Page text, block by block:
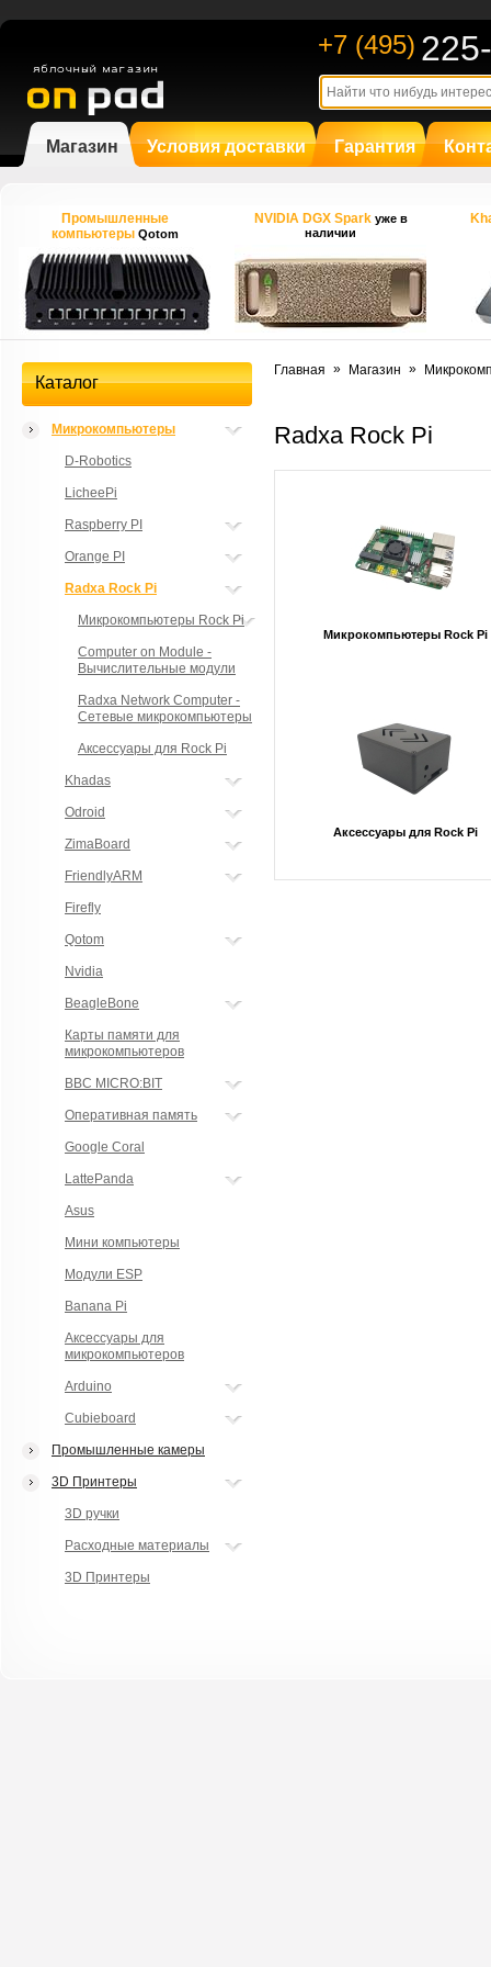
+7 (495)
Магазин Условия доставки Гарантия
Промышленные
компьютерыQotom
NVIDIA DGX Spark уже в
наличии
Каталог
Микрокомпьютеры
D-Robotics
LicheePi
Raspberry PI
Orange PI
Radxa Rock Pi
Микрокомпьютеры Rock Pi
Computer on Module -
Вычислительные модули
Radxa Network Computer -
Сетевые микрокомпьютеры
Аксессуары для Rock Pi
Khadas
Odroid
ZimaBoard
FriendlyARM
Firefly
Qotom
Nvidia
BeagleBone
Карты памяти для
микрокомпьютеров
BBC MICRO:BIT
Оперативная память
Google Coral
LattePanda
Asus
Мини компьютеры
Модули ESP
Banana Pi
Аксессуары для
микрокомпьютеров
Arduino
Cubieboard
Промышленные камеры
3D Принтеры
3D ручки
Расходные материалы
3D Принтеры
Главная » Магазин »
Radxa Rock Pi
Микрокомпьютеры Rock Pi
Аксессуары для Rock Pi